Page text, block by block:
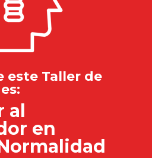
este Taller de
al
en